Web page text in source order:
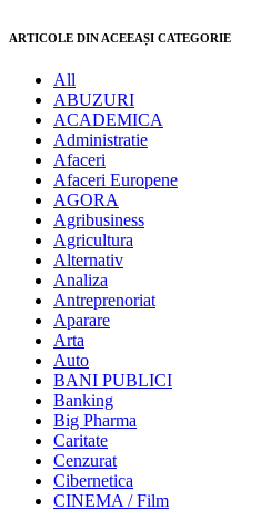
ARTICOLE DIN ACEEAȘI CATEGORIE
All
ABUZURI
ACADEMICA
Administratie
Afaceri
Afaceri Europene
AGORA
Agribusiness
Agricultura
Alternativ
Analiza
Antreprenoriat
Aparare
Arta
Auto
BANI PUBLICI
Banking
Big Pharma
Caritate
Cenzurat
Cibernetica
CINEMA / Film